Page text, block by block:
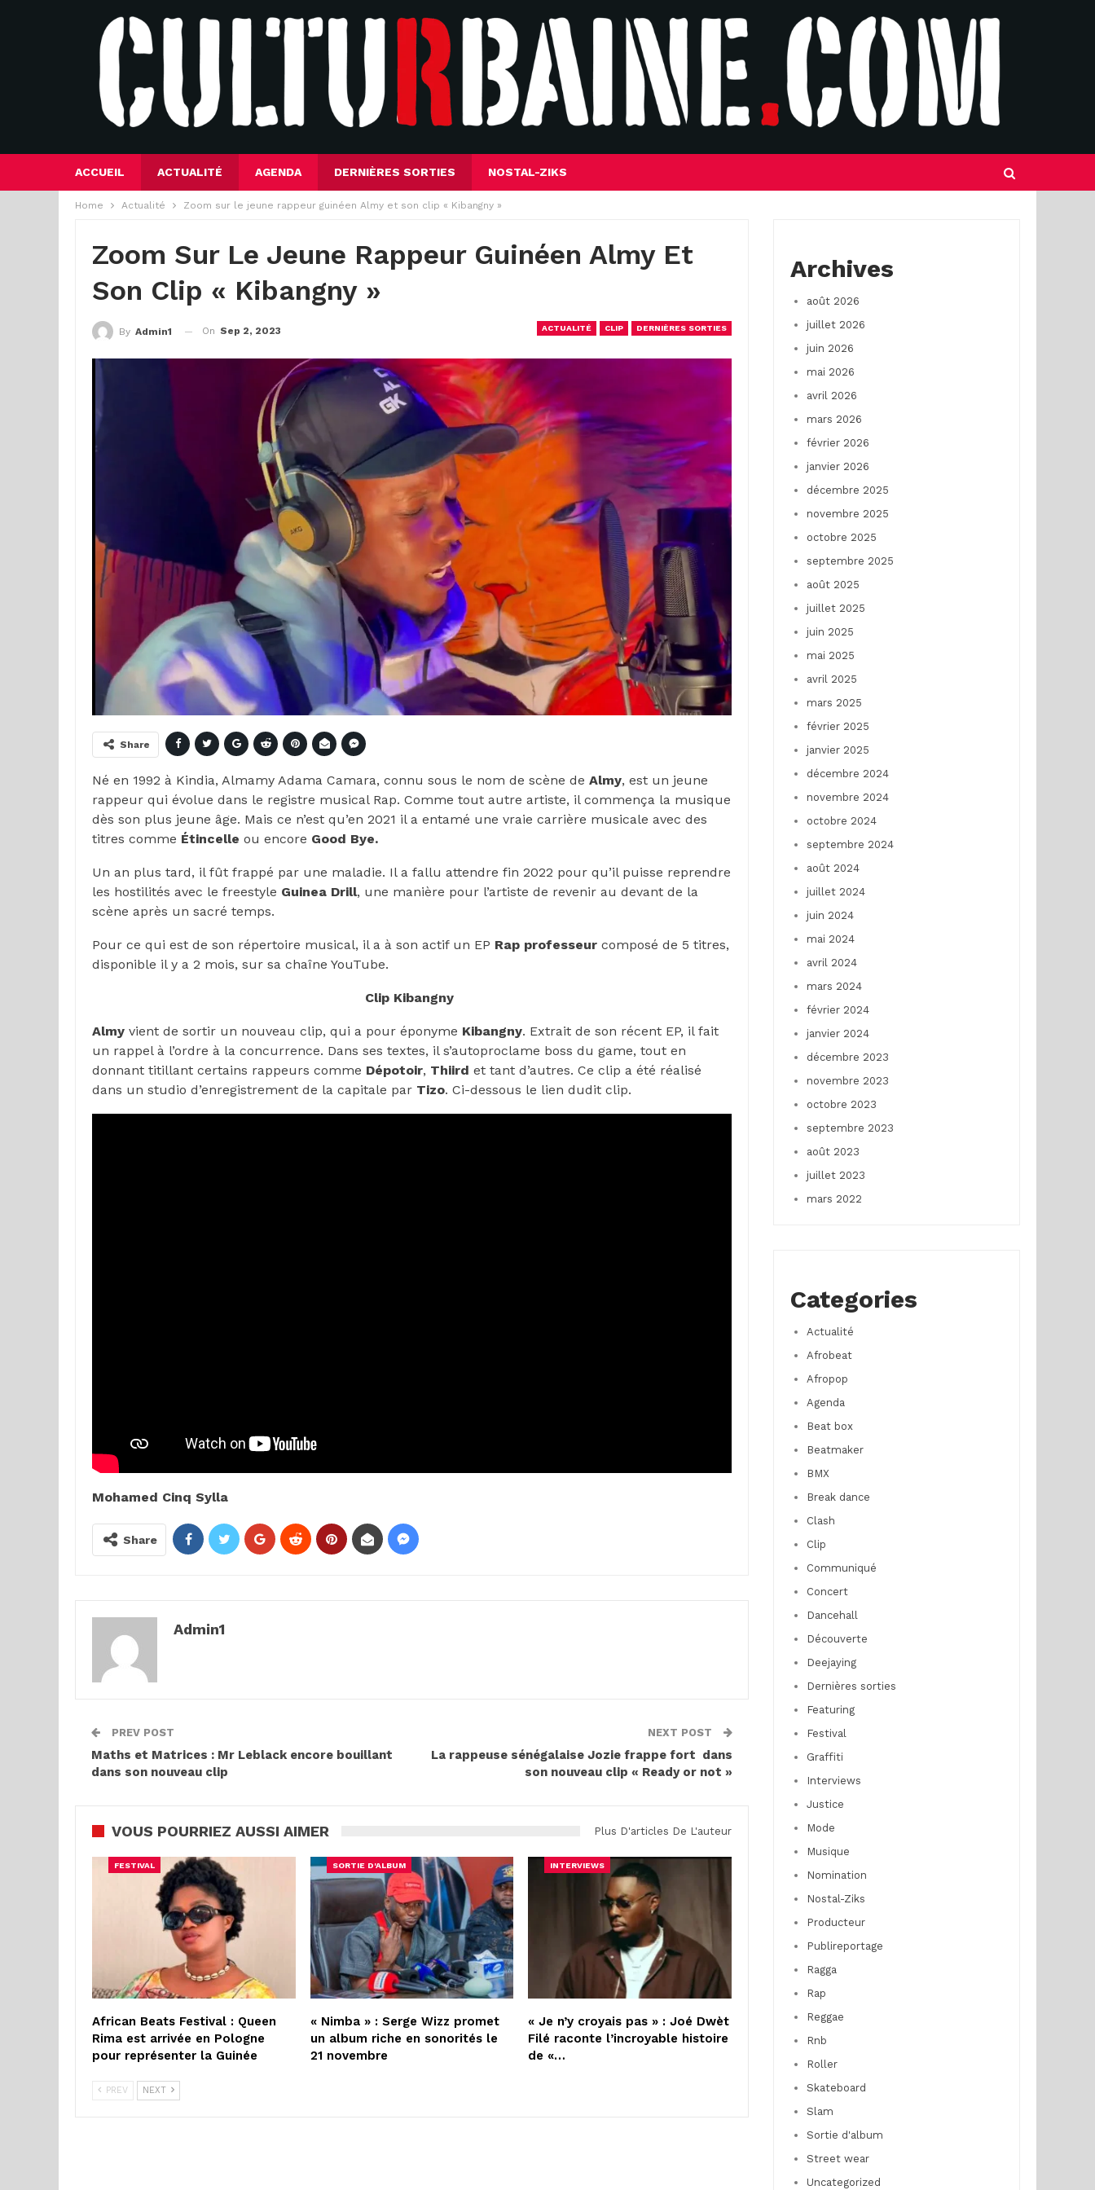
ACCUEIL ACTUALITÉ AGENDA DERNIÈRES SORTIES NOSTAL-ZIKS
Home Actualité Zoom sur le jeune rappeur guinéen Almy et son clip « Kibangny »
Zoom Sur Le Jeune Rappeur Guinéen Almy Et
Son Clip « Kibangny »
ACTUALITÉ CLIP DERNIÈRES SORTIES
By Admin1 On Sep 2, 2023
Share
Né en 1992 à Kindia, Almamy Adama Camara, connu sous le nom de scène de Almy, est un jeune
rappeur qui évolue dans le registre musical Rap. Comme tout autre artiste, il commença la musique
dès son plus jeune âge. Mais ce n’est qu’en 2021 il a entamé une vraie carrière musicale avec des
titres comme Étincelle ou encore Good Bye.
Un an plus tard, il fût frappé par une maladie. Il a fallu attendre fin 2022 pour qu’il puisse reprendre
les hostilités avec le freestyle Guinea Drill, une manière pour l’artiste de revenir au devant de la
scène après un sacré temps.
Pour ce qui est de son répertoire musical, il a à son actif un EP Rap professeur composé de 5 titres,
disponible il y a 2 mois, sur sa chaîne YouTube.
Clip Kibangny
Almy vient de sortir un nouveau clip, qui a pour éponyme Kibangny. Extrait de son récent EP, il fait
un rappel à l’ordre à la concurrence. Dans ses textes, il s’autoproclame boss du game, tout en
donnant titillant certains rappeurs comme Dépotoir, Thiird et tant d’autres. Ce clip a été réalisé
dans un studio d’enregistrement de la capitale par Tizo. Ci-dessous le lien dudit clip.
Mohamed Cinq Sylla
Share
Admin1
PREV POST
Maths et Matrices : Mr Leblack encore bouillant
dans son nouveau clip
NEXT POST
La rappeuse sénégalaise Jozie frappe fort dans
son nouveau clip « Ready or not »
VOUS POURRIEZ AUSSI AIMER Plus D'articles De L'auteur
FESTIVAL
African Beats Festival : Queen
Rima est arrivée en Pologne
pour représenter la Guinée
SORTIE D'ALBUM
« Nimba » : Serge Wizz promet
un album riche en sonorités le
21 novembre
INTERVIEWS
« Je n’y croyais pas » : Joé Dwèt
Filé raconte l’incroyable histoire
de «…
PREV NEXT
Archives
août 2026
juillet 2026
juin 2026
mai 2026
avril 2026
mars 2026
février 2026
janvier 2026
décembre 2025
novembre 2025
octobre 2025
septembre 2025
août 2025
juillet 2025
juin 2025
mai 2025
avril 2025
mars 2025
février 2025
janvier 2025
décembre 2024
novembre 2024
octobre 2024
septembre 2024
août 2024
juillet 2024
juin 2024
mai 2024
avril 2024
mars 2024
février 2024
janvier 2024
décembre 2023
novembre 2023
octobre 2023
septembre 2023
août 2023
juillet 2023
mars 2022
Categories
Actualité
Afrobeat
Afropop
Agenda
Beat box
Beatmaker
BMX
Break dance
Clash
Clip
Communiqué
Concert
Dancehall
Découverte
Deejaying
Dernières sorties
Featuring
Festival
Graffiti
Interviews
Justice
Mode
Musique
Nomination
Nostal-Ziks
Producteur
Publireportage
Ragga
Rap
Reggae
Rnb
Roller
Skateboard
Slam
Sortie d'album
Street wear
Uncategorized